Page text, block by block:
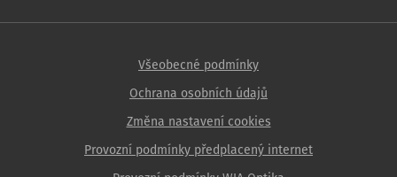
Všeobecné podmínky
Ochrana osobních údajů
Změna nastavení cookies
Provozní podmínky předplacený internet